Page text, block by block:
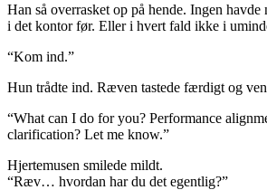
Han så overrasket op på hende. Ingen havde
i det kontor før. Eller i hvert fald ikke i
“Kom ind.”
Hun trådte ind. Ræven tastede færdigt og
“What can I do for you? Performance
clarification? Let me know.”
Hjertemusen smilede mildt.
“Ræv… hvordan har du det egentlig?”